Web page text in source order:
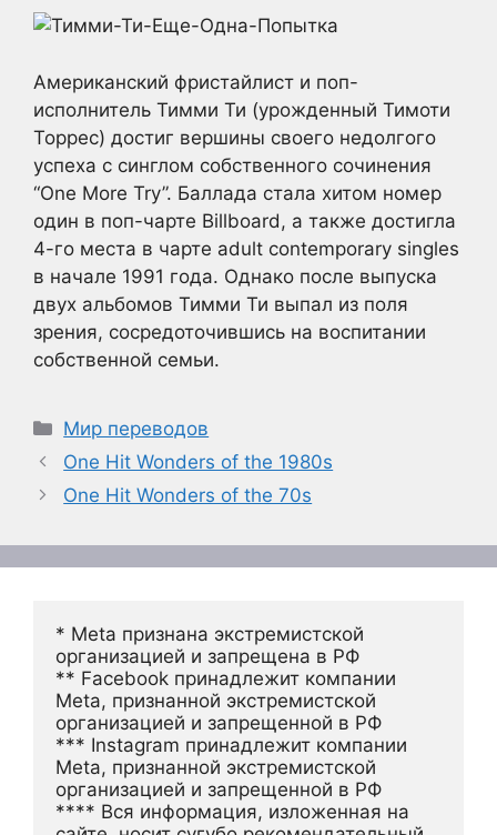
Американский фристайлист и поп-
исполнитель Тимми Ти (урожденный Тимоти
Торрес) достиг вершины своего недолгого
успеха с синглом собственного сочинения
“One More Try”. Баллада стала хитом номер
один в поп-чарте Billboard, а также достигла
4-го места в чарте adult contemporary singles
в начале 1991 года. Однако после выпуска
двух альбомов Тимми Ти выпал из поля
зрения, сосредоточившись на воспитании
собственной семьи.
Рубрики
Мир переводов
One Hit Wonders of the 1980s
One Hit Wonders of the 70s
* Meta признана экстремистской
организацией и запрещена в РФ
** Facebook принадлежит компании
Meta, признанной экстремистской
организацией и запрещенной в РФ
*** Instagram принадлежит компании
Meta, признанной экстремистской
организацией и запрещенной в РФ
**** Вся информация, изложенная на